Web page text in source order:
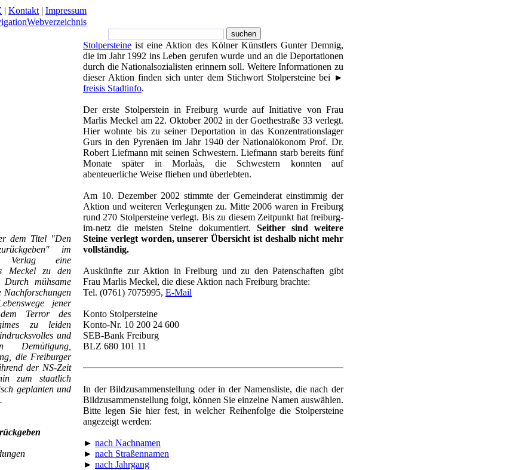
| Kontakt | Impressum
Webverzeichnis
dem Titel "Den
im
Verlag eine
Meckel zu den
mühsame
jener
Terror des
zu leiden
und
Demütigung,
die Freiburger
der NS-Zeit
zum staatlich
geplanten und
Stolpersteine ist eine Aktion des Kölner Künstlers Gunter Demnig,
die im Jahr 1992 ins Leben gerufen wurde und an die Deportationen
durch die Nationalsozialisten erinnern soll. Weitere Informationen zu
dieser Aktion finden sich unter dem Stichwort Stolpersteine bei ►
freisis Stadtinfo.
Der erste Stolperstein in Freiburg wurde auf Initiative von Frau
Marlis Meckel am 22. Oktober 2002 in der Goethestraße 33 verlegt.
Hier wohnte bis zu seiner Deportation in das Konzentrationslager
Gurs in den Pyrenäen im Jahr 1940 der Nationalökonom Prof. Dr.
Robert Liefmann mit seinen Schwestern. Liefmann starb bereits fünf
Monate später in Morlaàs, die Schwestern konnten auf
abenteuerliche Weise fliehen und überlebten.
Am 10. Dezember 2002 stimmte der Gemeinderat einstimmig der
Aktion und weiteren Verlegungen zu. Mitte 2006 waren in Freiburg
rund 270 Stolpersteine verlegt. Bis zu diesem Zeitpunkt hat freiburg-
im-netz die meisten Steine dokumentiert. Seither sind weitere
Steine verlegt worden, unserer Übersicht ist deshalb nicht mehr
vollständig.
Auskünfte zur Aktion in Freiburg und zu den Patenschaften gibt
Frau Marlis Meckel, die diese Aktion nach Freiburg brachte:
Tel. (0761) 7075995, E-Mail
Konto Stolpersteine
Konto-Nr. 10 200 24 600
SEB-Bank Freiburg
BLZ 680 101 11
In der Bildzusammenstellung oder in der Namensliste, die nach der
Bildzusammenstellung folgt, können Sie einzelne Namen auswählen.
Bitte legen Sie hier fest, in welcher Reihenfolge die Stolpersteine
angezeigt werden:
► nach Nachnamen
► nach Straßennamen
► nach Jahrgang